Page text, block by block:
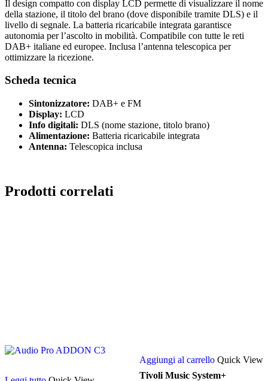
Il design compatto con display LCD permette di visualizzare il nome
della stazione, il titolo del brano (dove disponibile tramite DLS) e il
livello di segnale. La batteria ricaricabile integrata garantisce
autonomia per l’ascolto in mobilità. Compatibile con tutte le reti
DAB+ italiane ed europee. Inclusa l’antenna telescopica per
ottimizzare la ricezione.
Scheda tecnica
Sintonizzatore: DAB+ e FM
Display: LCD
Info digitali: DLS (nome stazione, titolo brano)
Alimentazione: Batteria ricaricabile integrata
Antenna: Telescopica inclusa
Prodotti correlati
Aggiungi al carrello Quick View
Tivoli Music System+